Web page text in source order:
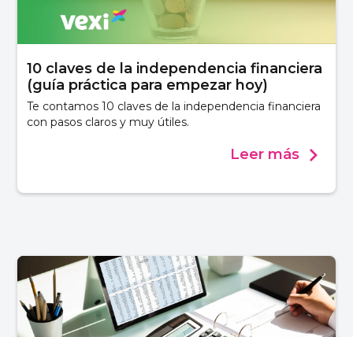
10 claves de la independencia financiera
(guía práctica para empezar hoy)
Te contamos 10 claves de la independencia financiera
con pasos claros y muy útiles.
Leer más